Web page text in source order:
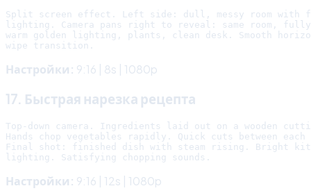
Split screen effect. Left side: dull, messy room with
lighting. Camera pans right to reveal: same room,
warm golden lighting, plants, clean desk. Smooth
Настройки: 9:16 | 8s | 1080p
17. Быстрая нарезка рецепта
Top-down camera. Ingredients laid out on a wooden
Hands chop vegetables rapidly. Quick cuts between
Final shot: finished dish with steam rising. Bright
Настройки: 9:16 | 12s | 1080p